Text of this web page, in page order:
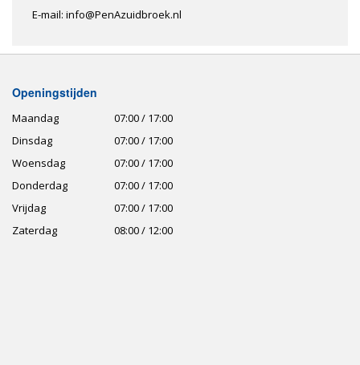
E-mail: info@PenAzuidbroek.nl
Openingstijden
Maandag
07:00 / 17:00
Dinsdag
07:00 / 17:00
Woensdag
07:00 / 17:00
Donderdag
07:00 / 17:00
Vrijdag
07:00 / 17:00
Zaterdag
08:00 / 12:00